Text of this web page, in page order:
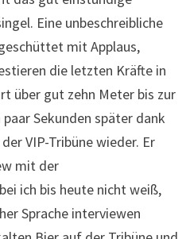
ich bis heute nicht weiß,
Sprache interviewen
Bier auf der Tribüne und
der nächsten paar
kaum noch einen klaren
haben offenbar
ihrer Zielankunft gesteckt
ich jetzt randvoll bin mit